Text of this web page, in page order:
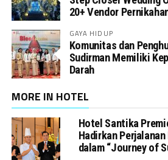
20+ Vendor
GAYA HIDUP
Komunitas dan
Sudirman Memiliki
Darah
MORE IN HOTEL
Hotel Santika
Hadirkan
dalam “Journey of